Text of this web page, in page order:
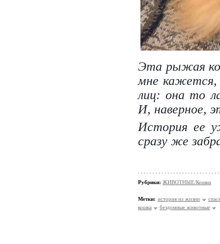
Эта рыжая
мне кажется,
лиц: она то
И, наверное,
История ее
сразу же
Рубрики: ЖИВОТНЫЕ/Кошки
Метки: история из жизни
кошка
бездомные животные